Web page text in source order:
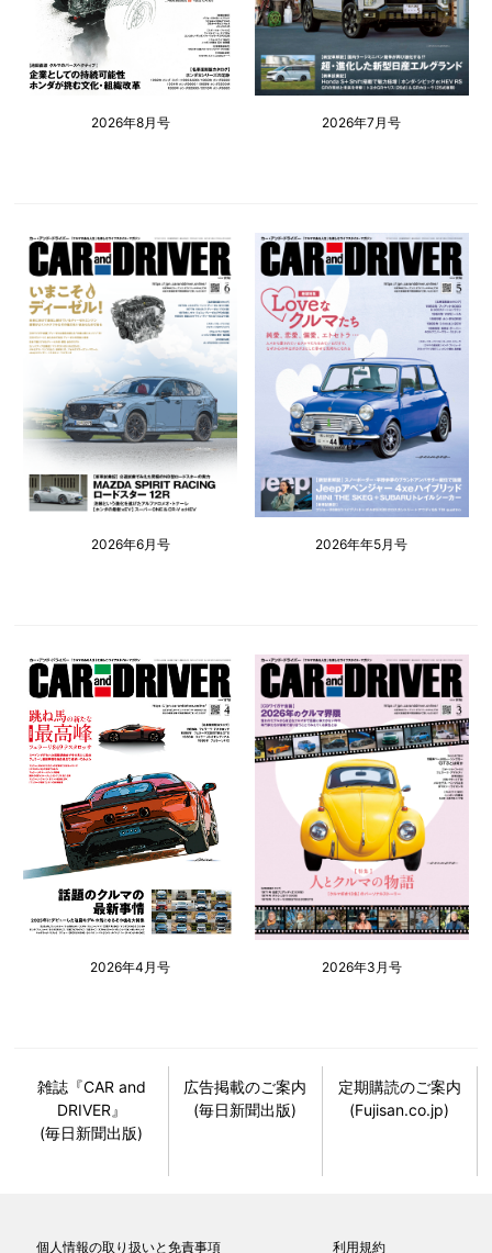
2026年8月号 2026年7月号
2026年6月号 2026年年5月号
2026年4月号 2026年3月号
雑誌『CAR and
DRIVER』
(毎日新聞出版)
広告掲載のご案内
(毎日新聞出版)
定期購読のご案内
(Fujisan.co.jp)
個人情報の取り扱いと免責事項 利用規約